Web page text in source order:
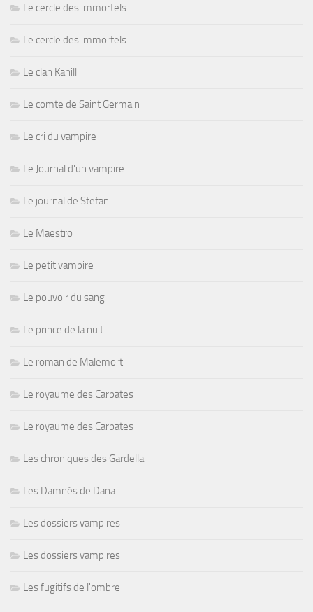
Le cercle des immortels
Le cercle des immortels
Le clan Kahill
Le comte de Saint Germain
Le cri du vampire
Le Journal d'un vampire
Le journal de Stefan
Le Maestro
Le petit vampire
Le pouvoir du sang
Le prince de la nuit
Le roman de Malemort
Le royaume des Carpates
Le royaume des Carpates
Les chroniques des Gardella
Les Damnés de Dana
Les dossiers vampires
Les dossiers vampires
Les fugitifs de l'ombre